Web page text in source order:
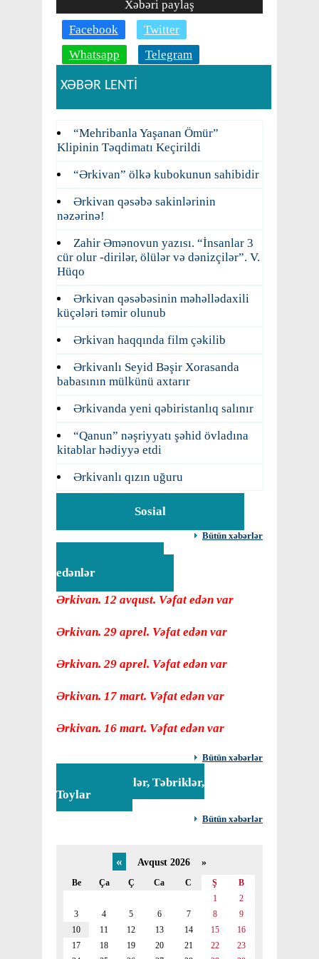
Xəbəri paylaş
Facebook
Twitter
Whatsapp
Telegram
XƏBƏR LENTİ
“Mehribanla Yaşanan Ömür”
Klipinin Təqdimatı Keçirildi
“Ərkivan” ölkə kubokunun sahibidir
Ərkivan qəsəbə sakinlərinin
nəzərinə!
Zahir Əmənovun yazısı. “İnsanlar 3
cür olur -dirilər, ölülər və dənizçilər”. V.
Hüqo
Ərkivan qəsəbəsinin məhəllədaxili
küçələri təmir olunub
Ərkivan haqqında film çəkilib
Ərkivanlı Seyid Bəşir Xorasanda
babasının mülkünü axtarır
Ərkivanda yeni qəbiristanlıq salınır
“Qanun” nəşriyyatı şəhid övladına
kitablar hədiyyə etdi
Ərkivanlı qızın uğuru
Sosial
Bütün xəbərlər
edənlər
Ərkivan. 12 avqust. Vəfat edən var
Ərkivan. 29 aprel. Vəfat edən var
Ərkivan. 29 aprel. Vəfat edən var
Ərkivan. 17 mart. Vəfat edən var
Ərkivan. 16 mart. Vəfat edən var
Bütün xəbərlər
Tədbirlər, Təbriklər,
Toylar
Bütün xəbərlər
« Avqust 2026 »
Be Ça Ç Ca C Ş
B
1
2
3
4 5 6 7 8
9
10
11 12 13 14 15
16
17
18 19 20 21 22
23